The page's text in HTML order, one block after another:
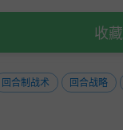
收藏
回合制战术 回合战略